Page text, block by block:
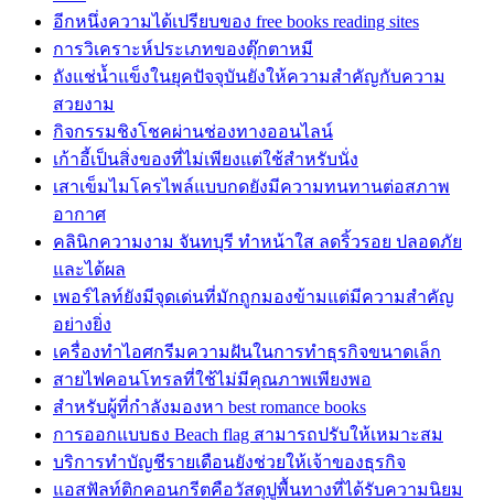
อีกหนึ่งความได้เปรียบของ free books reading sites
การวิเคราะห์ประเภทของตุ๊กตาหมี
ถังแช่น้ำแข็งในยุคปัจจุบันยังให้ความสำคัญกับความ
สวยงาม
กิจกรรมชิงโชคผ่านช่องทางออนไลน์
เก้าอี้เป็นสิ่งของที่ไม่เพียงแต่ใช้สำหรับนั่ง
เสาเข็มไมโครไพล์แบบกดยังมีความทนทานต่อสภาพ
อากาศ
คลินิกความงาม จันทบุรี ทำหน้าใส ลดริ้วรอย ปลอดภัย
และได้ผล
เพอร์ไลท์ยังมีจุดเด่นที่มักถูกมองข้ามแต่มีความสำคัญ
อย่างยิ่ง
เครื่องทำไอศกรีมความฝันในการทำธุรกิจขนาดเล็ก
สายไฟคอนโทรลที่ใช้ไม่มีคุณภาพเพียงพอ
สำหรับผู้ที่กำลังมองหา best romance books
การออกแบบธง Beach flag สามารถปรับให้เหมาะสม
บริการทำบัญชีรายเดือนยังช่วยให้เจ้าของธุรกิจ
แอสฟัลท์ติกคอนกรีตคือวัสดุปูพื้นทางที่ได้รับความนิยม